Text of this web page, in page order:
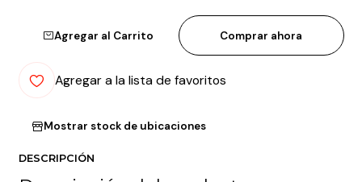
Agregar al Carrito Comprar ahora
Agregar a la lista de favoritos
Mostrar stock de ubicaciones
DESCRIPCIÓN